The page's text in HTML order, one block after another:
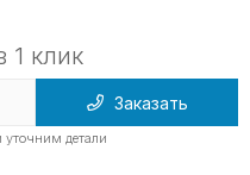
1 клик
Заказать
детали